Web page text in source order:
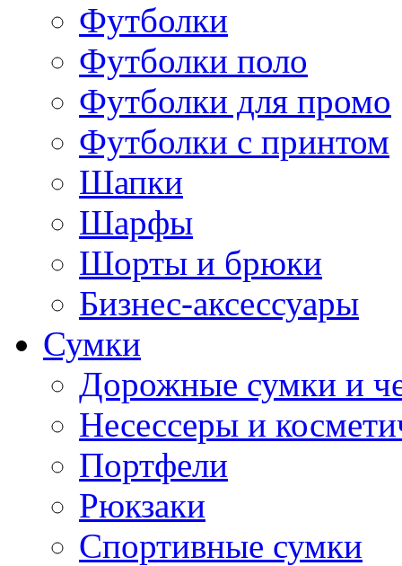
Футболки
Футболки поло
Футболки для промо
Футболки с принтом
Шапки
Шарфы
Шорты и брюки
Бизнес-аксессуары
Сумки
Дорожные сумки и
Несессеры и
Портфели
Рюкзаки
Спортивные сумки